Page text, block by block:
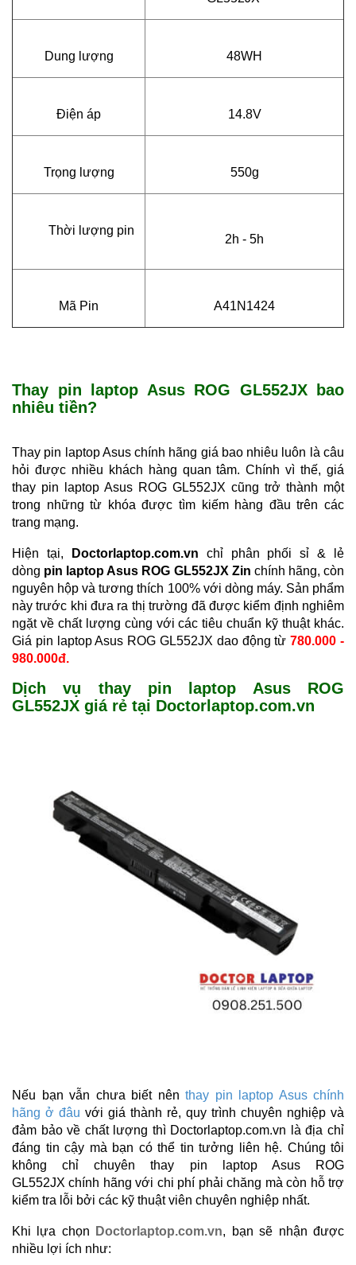
Dung lượng 48WH
Điện áp 14.8V
Trọng lượng 550g
Thời lượng pin
2h - 5h
Mã Pin A41N1424
Thay pin laptop Asus ROG GL552JX bao
nhiêu tiền?
Thay pin laptop Asus chính hãng giá bao nhiêu luôn là câu
hỏi được nhiều khách hàng quan tâm. Chính vì thế, giá
thay pin laptop Asus ROG GL552JX cũng trở thành một
trong những từ khóa được tìm kiếm hàng đầu trên các
trang mạng.
Hiện tại, Doctorlaptop.com.vn chỉ phân phối sỉ & lẻ
dòng pin laptop Asus ROG GL552JX Zin chính hãng, còn
nguyên hộp và tương thích 100% với dòng máy. Sản phẩm
này trước khi đưa ra thị trường đã được kiểm định nghiêm
ngặt về chất lượng cùng với các tiêu chuẩn kỹ thuật khác.
Giá pin laptop Asus ROG GL552JX dao động từ 780.000 -
980.000đ.
Dịch vụ thay pin laptop Asus ROG
GL552JX giá rẻ tại Doctorlaptop.com.vn
Nếu bạn vẫn chưa biết nên thay pin laptop Asus chính
hãng ở đâu với giá thành rẻ, quy trình chuyên nghiệp và
đảm bảo về chất lượng thì Doctorlaptop.com.vn là địa chỉ
đáng tin cậy mà bạn có thể tin tưởng liên hệ. Chúng tôi
không chỉ chuyên thay pin laptop Asus
ROG
GL552JX chính hãng với chi phí phải chăng mà còn hỗ trợ
kiểm tra lỗi bởi các kỹ thuật viên chuyên nghiệp nhất.
Khi lựa chọn Doctorlaptop.com.vn, bạn sẽ nhận được
nhiều lợi ích như: